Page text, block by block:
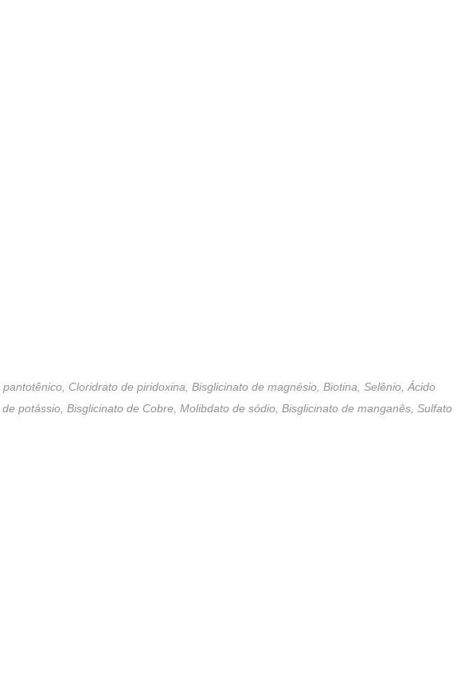
Cloridrato de piridoxina, Bisglicinato de magnésio, Biotina, Selênio, Ácido
potássio, Bisglicinato de Cobre, Molibdato de sódio, Bisglicinato de manganês, Sulfato